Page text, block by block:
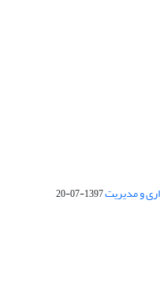
و مدیریت1397-07-20